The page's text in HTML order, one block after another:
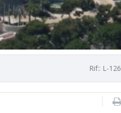
Rif:: L-126